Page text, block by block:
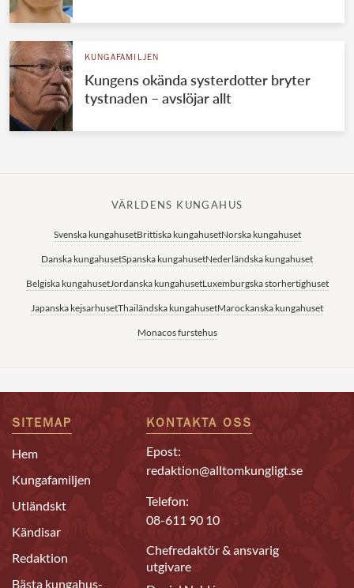
KUNGAFAMILJEN
Kungens okända systerdotter bryter
tystnaden – avslöjar allt
VÄRLDENS KUNGAHUS
Svenska kungahusetBrittiska kungahusetNorska kungahuset
Danska kungahusetSpanska kungahusetNederländska kungahuset
Belgiska kungahusetJordanska kungahusetLuxemburgska storhertighuset
Japanska kejsarhusetThailändska kungahusetMarockanska kungahuset
Monacos furstehus
SITEMAP
Hem
Kungafamiljen
Utländskt
Kändisar
Redaktion
Bästa kungahus-
KONTAKTA OSS
Epost:
redaktion@alltomkungligt.se
Telefon:
08-611 90 10
Chefredaktör & ansvarig
utgivare